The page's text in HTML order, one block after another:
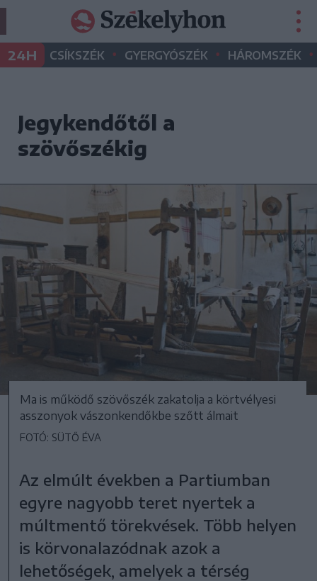
24H CSÍKSZÉK • GYERGYÓSZÉK • HÁROMSZÉK •
Jegykendőtől a
szövőszékig
Ma is működő szövőszék zakatolja a körtvélyesi
asszonyok vászonkendőkbe szőtt álmait
FOTÓ: SÜTŐ ÉVA
Az elmúlt években a Partiumban
egyre nagyobb teret nyertek a
múltmentő törekvések. Több helyen
is körvonalazódnak azok a
lehetőségek, amelyek a térség